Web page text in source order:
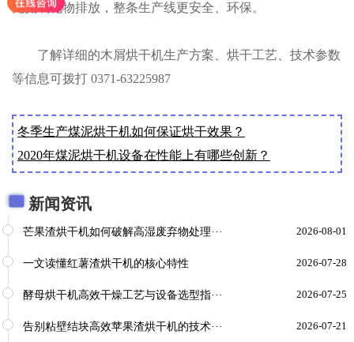
无氮氧化物排放，整条生产线更安全、环保。
了解详细的木屑烘干机生产方案、烘干工艺、技术参数
等信息可拨打 0371-63225987
冬季生产煤泥烘干机如何保证烘干效果？
2020年煤泥烘干机设备在性能上有哪些创新？
新闻资讯
芒果渣烘干机如何破解高湿废弃物处理··· 2026-08-01
一文读懂红薯渣烘干机的核心特性 2026-07-28
酵母烘干机高效干燥工艺与设备选型指··· 2026-07-25
告别粘壁结块高效苹果渣烘干机的技术··· 2026-07-21